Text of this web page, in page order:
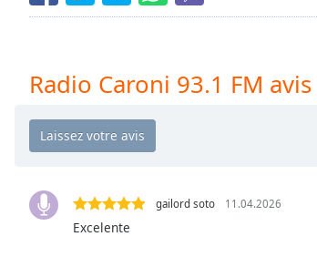
Remaining
Playback
Rate
Chapters
Radio Caroni 93.1 FM avis
gailord soto 11.04.2026
Excelente